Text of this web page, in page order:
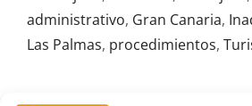
administrativo, Gran Canaria,
Las Palmas, procedimientos,